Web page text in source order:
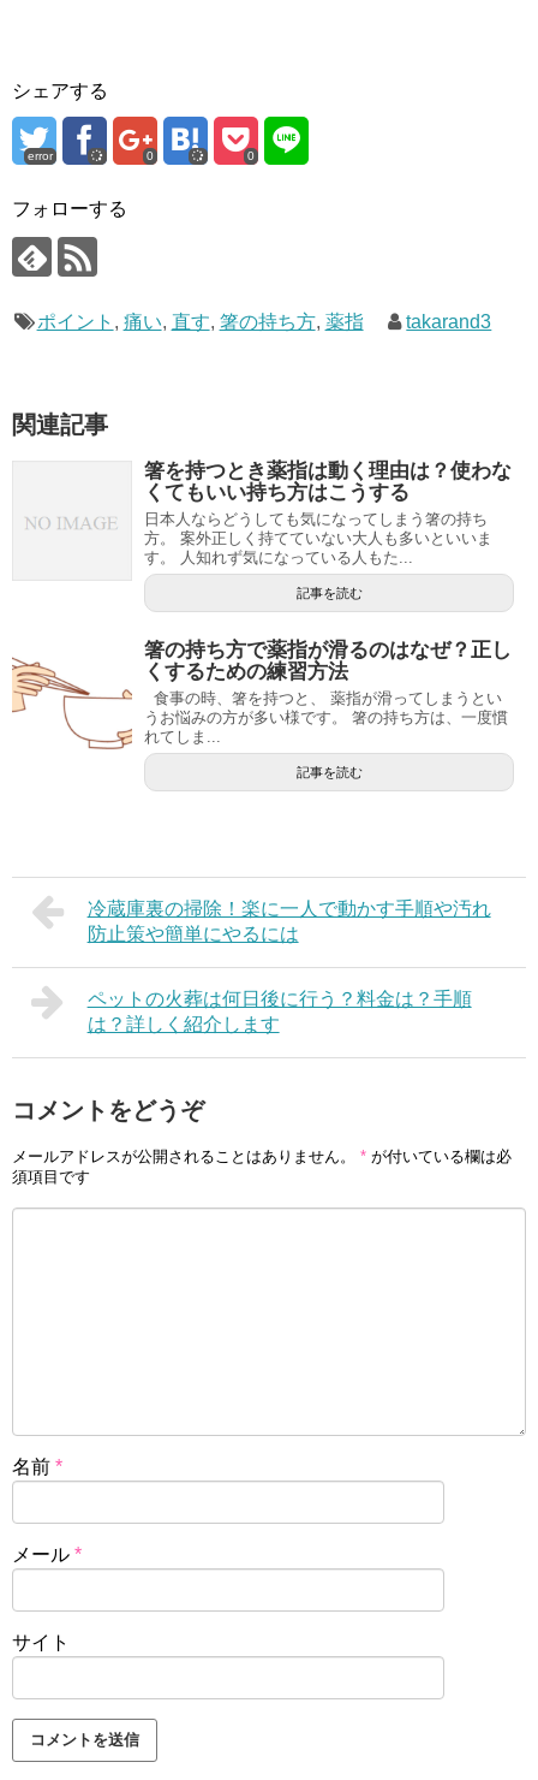
シェアする
error 0 0
フォローする
ポイント , 痛い, 直す, 箸の持ち方, 薬指 takarand3
関連記事
箸を持つとき薬指は動く理由は？使わな
くてもいい持ち方はこうする
日本人ならどうしても気になってしまう箸の持ち
方。 案外正しく持てていない大人も多いといいま
す。 人知れず気になっている人もた...
記事を読む
箸の持ち方で薬指が滑るのはなぜ？正し
くするための練習方法
食事の時、箸を持つと、 薬指が滑ってしまうとい
うお悩みの方が多い様です。 箸の持ち方は、一度慣
れてしま...
記事を読む
冷蔵庫裏の掃除！楽に一人で動かす手順や汚れ
防止策や簡単にやるには
ペットの火葬は何日後に行う？料金は？手順
は？詳しく紹介します
コメントをどうぞ
メールアドレスが公開されることはありません。 * が付いている欄は必
須項目です
名前 *
メール *
サイト